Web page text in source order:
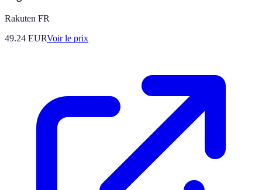
Rakuten FR
49.24 EURVoir le prix